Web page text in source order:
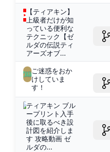
【ティアキン】
上級者だけが知
っている便利な
テクニック【ゼ
ルダの伝説ティ
アーズオブ...
ご迷惑をおか
けしていま
す！
ティアキン ブル
ープリント入手
後に取るべき設
計図を紹介しま
す 攻略動画 ゼ
ルダの...